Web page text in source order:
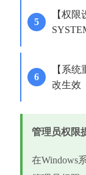
【权
【系
改生效
管理员权限
在Windows